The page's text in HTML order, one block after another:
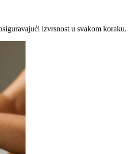
izvrsnost u svakom koraku.